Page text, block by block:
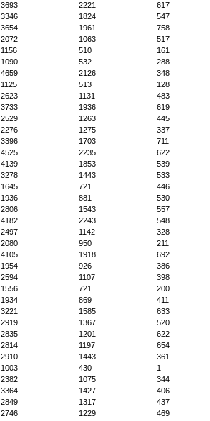
3693 2221 617
3346 1824 547
3654 1961 758
2072 1063 517
1156 510 161
1090 532 288
4659 2126 348
1125 513 128
2623 1131 483
3733 1936 619
2529 1263 445
2276 1275 337
3396 1703 711
4525 2235 622
4139 1853 539
3278 1443 533
1645 721 446
1936 881 530
2806 1543 557
4182 2243 548
2497 1142 328
2080 950 211
4105 1918 692
1954 926 386
2594 1107 398
1556 721 200
1934 869 411
3221 1585 633
2919 1367 520
2835 1201 622
2814 1197 654
2910 1443 361
1003 430 1
2382 1075 344
3364 1427 406
2849 1317 437
2746 1229 469